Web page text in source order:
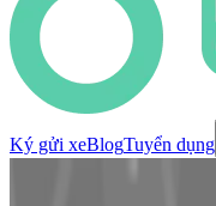
Ký gửi xeBlogTuyển dụng